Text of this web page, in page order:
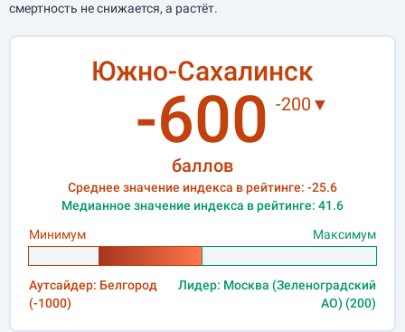
смертность не снижается, а растёт.
Южно-Сахалинск
-600
баллов
-200▼
Среднее значение индекса в рейтинге: -25.6
Медианное значение индекса в рейтинге: 41.6
Минимум
Максимум
Аутсайдер: Белгород
(-1000)
Лидер: Москва (Зеленоградский
АО) (200)